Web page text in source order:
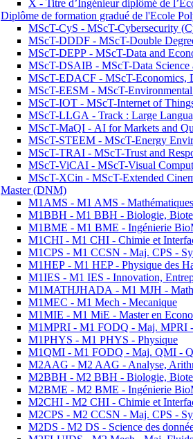
X - Titre d’Ingénieur diplômé de
Diplôme de formation gradué de l'Ecole
MScT-CyS - MScT-Cybersecurity
MScT-DDDF - MScT-Double
MScT-DEPP - MScT-Data and
MScT-DSAIB - MScT-Data Science
MScT-EDACF - MScT-Economics,
MScT-EESM - MScT-
MScT-IOT - MScT-Internet of
MScT-LLGA - Track : Large
MScT-MaQI - AI for Markets and
MScT-STEEM - MScT-Energy
MScT-TRAI - MScT-Trust and
MScT-ViCAI - MScT-Visual
MScT-XCin - MScT-Extended
Master (DNM)
M1AMS - M1 AMS -
M1BBH - M1 BBH - Biologie,
M1BME - M1 BME - Ingénierie
M1CHI - M1 CHI - Chimie et
M1CPS - M1 CCSN - Maj. CPS -
M1HEP - M1 HEP - Physique des
M1IES - M1 IES - Innovation,
M1MATHJHADA - M1 MJH -
M1MEC - M1 Mech - Mecanique
M1MIE - M1 MiE - Master en
M1MPRI - M1 FODQ - Maj. MPRI -
M1PHYS - M1 PHYS - Physique
M1QMI - M1 FODQ - Maj. QMI -
M2AAG - M2 AAG - Analyse,
M2BBH - M2 BBH - Biologie,
M2BME - M2 BME - Ingénierie
M2CHI - M2 CHI - Chimie et
M2CPS - M2 CCSN - Maj. CPS -
M2DS - M2 DS - Science des